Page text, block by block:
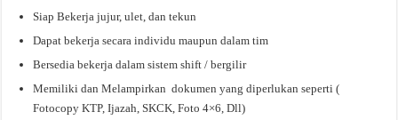
Siap Bekerja jujur, ulet, dan tekun
Dapat bekerja secara individu maupun dalam tim
Bersedia bekerja dalam sistem shift / bergilir
Memiliki dan Melampirkan dokumen yang diperlukan seperti (
Fotocopy KTP, Ijazah, SKCK, Foto 4×6, Dll)